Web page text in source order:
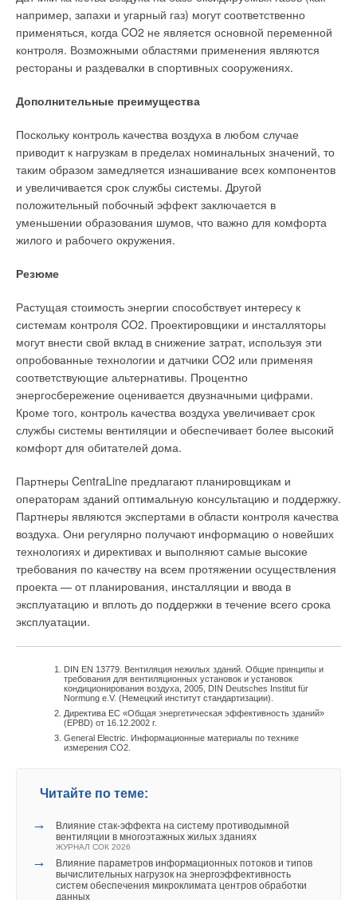
например, запахи и угарный газ) могут соответственно
применяться, когда CO2 не является основной переменной
контроля. Возможными областями применения являются
рестораны и раздевалки в спортивных сооружениях.
Дополнительные преимущества
Поскольку контроль качества воздуха в любом случае
приводит к нагрузкам в пределах номинальных значений, то
таким образом замедляется изнашивание всех компонентов
и увеличивается срок службы системы. Другой
положительный побочный эффект заключается в
уменьшении образования шумов, что важно для комфорта
жилого и рабочего окружения.
Резюме
Растущая стоимость энергии способствует интересу к
системам контроля CO2. Проектировщики и инсталляторы
могут внести свой вклад в снижение затрат, используя эти
опробованные технологии и датчики CO2 или применяя
соответствующие альтернативы. Процентно
энергосбережение оценивается двузначными цифрами.
Кроме того, контроль качества воздуха увеличивает срок
службы системы вентиляции и обеспечивает более высокий
комфорт для обитателей дома.
Партнеры CentraLine предлагают планировщикам и
операторам зданий оптимальную консультацию и поддержку.
Партнеры являются экспертами в области контроля качества
воздуха. Они регулярно получают информацию о новейших
технологиях и директивах и выполняют самые высокие
требования по качеству на всем протяжении осуществления
проекта — от планирования, инсталляции и ввода в
эксплуатацию и вплоть до поддержки в течение всего срока
эксплуатации.
DIN EN 13779. Вентиляция нежилых зданий. Общие принципы и
требования для вентиляционных установок и установок
кондиционирования воздуха, 2005, DIN Deutsches Institut für
Normung e.V. (Немецкий институт стандартизации).
Директива ЕС «Общая энергетическая эффективность зданий»
(EPBD) от 16.12.2002 г.
General Electric. Информационные материалы по технике
измерения CO2.
Читайте по теме:
→
Влияние стак‑эффекта на систему противодымной
вентиляции в многоэтажных жилых зданиях
ЖУРНАЛ СОК 2026
→
Влияние параметров информационных потоков и типов
вычислительных нагрузок на энергоэффективность
систем обеспечения микроклимата центров обработки
данных
переменном режиме. Что касается насосов, то, как правило,
они подбираются таким образом, чтобы максимально
удовлетворить требованиям систем, в которых оборудование
установлено.
Однако, для большинства объектов (например, предприятий
изменения объема потребления воды и отвода стоков. При
этом так называемые часы пиковой нагрузки составляют
всего 15–20 % от общего времени работы насосного
оборудования. Для «согласования» работы насосов с
потребностями системы традиционно устанавливались
дополнительные дросселирующие клапаны или выходные
заслонки, но такие способы не дают экономии энергии.
Новые методы предусматривают прямое изменение
этом ЧРП дает возможность управлять производительностью
насоса в соответствии с характером нагрузки. Благодаря
столь эффективному решению повышается управляемость
электромеханических систем в соответствии с
технологическими требованиями, а главное — появляется
возможность оптимизировать энергопотребление.
Специалисты российского подразделения компании
Grundfos, ведущего мирового производителя насосного
производства и эксплуатации механизмов, отмечают, что
применение насосов с ЧРП, обеспечивающих поддержание
контролируемого параметра на заданном уровне, дает
экономию электроэнергии 10–60 % и воды — 5–10 %. Так,
для жилого дома с максимальным потребным расходом 15
м2/ч и напором 60 м современная станция повышения
давления с ЧРП дает экономию электроэнергии (по
сравнению с обычными отечественными установками) около
1–2 кВт на каждый час работы. За год разница достигает 8–
Например, в микрорайоне «поселок Калинина»
подмосковных Люберец на блоке холодного водоснабжения
в ЦТП-1 пять лет назад проводилась реконструкция. Вместо
четырех старых насосов по 18 кВт каждый была установлена
станция повышения давления Grundfos серии Hydro. Такой
платформе и снабженных шкафом управления.
Мощность каждого агрегата в данном случае составляет 5,5
кВт. Несмотря на существенно меньшую суммарную
мощность, благодаря высокому КПД и применению ЧРП,
даже в пиковые часы нагрузки (менее пяти часов в сутки)